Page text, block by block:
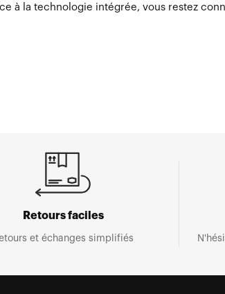
à la technologie intégrée, vous restez
Retours faciles
et échanges simplifiés